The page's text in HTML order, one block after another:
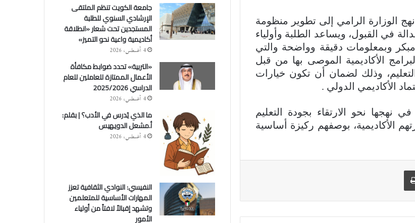
الوزارة الرامي إلى تطوير منظومة
في القبول، ويساعد الطلبة وأولياء
وبمعلومات دقيقة وواضحة والتي
الأكاديمية الموصى بها من قبل
وذلك لضمان أن تكون خيارات
الأكاديمي الدولي .
نهجها نحو الارتقاء بجودة التعليم
الأكاديمية، بوصفهم ركيزة أساسية
طباعة
جامعة الكويت تنظم الملتقى
الإرشادي السنوي للطلبة
المستجدين تحت شعار «انطلاقة
أكاديمية واعية نحو التميز»
4 أغسطس، 2026
«التربية» تحدد ضوابط مكافأة
الأعمال الممتازة للعاملين للعام
الدراسي 2025/2026
4 أغسطس، 2026
ما الذي يُدرس في الأدب؟ | بقلم:
أ.مشعل الدويهيس
4 أغسطس، 2026
النفيسي: النوادي الثقافية تعزز
المهارات الأساسية للمتعلمين
وتشهد إقبالاً لافتاً من أولياء
الأمور